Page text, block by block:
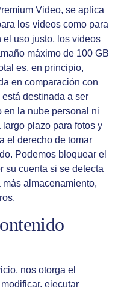
Video, se aplica
los videos como para
uso justo, los videos
máximo de 100 GB
es, en principio,
en comparación con
destinada a ser
en la nube personal ni
plazo para fotos y
el derecho de tomar
Podemos bloquear el
su cuenta si se detecta
almacenamiento,
nos otorga el
ejecutar